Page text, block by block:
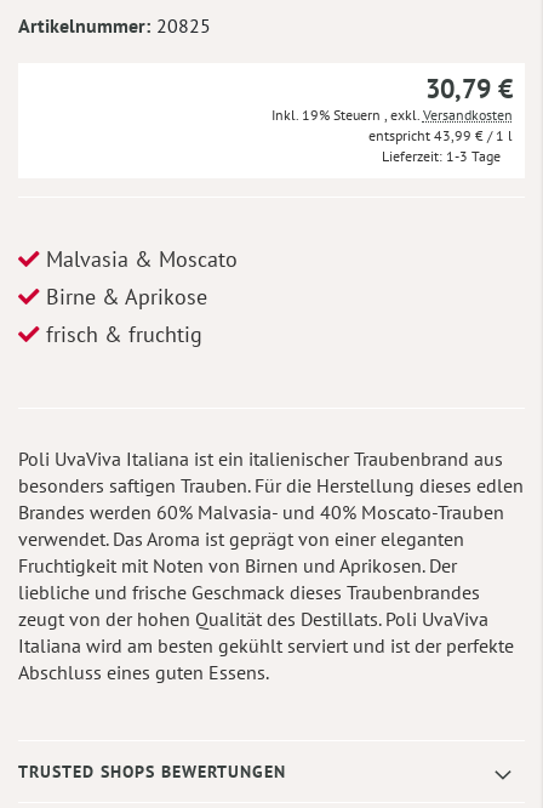
Artikelnummer 20825
30,79 €
Inkl. 19% Steuern exkl. Versandkosten
43,99 € / 1 l
Lieferzeit 1-3 Tage
Malvasia & Moscato
Birne & Aprikose
frisch & fruchtig
Poli UvaViva Italiana ist ein italienischer Traubenbrand aus
besonders saftigen Trauben. Für die Herstellung dieses edlen
Brandes werden 60% Malvasia- und 40% Moscato-Trauben
verwendet. Das Aroma ist geprägt von einer eleganten
Fruchtigkeit mit Noten von Birnen und Aprikosen. Der
liebliche und frische Geschmack dieses Traubenbrandes
zeugt von der hohen Qualität des Destillats. Poli UvaViva
Italiana wird am besten gekühlt serviert und ist der perfekte
Abschluss eines guten Essens.
TRUSTED SHOPS BEWERTUNGEN